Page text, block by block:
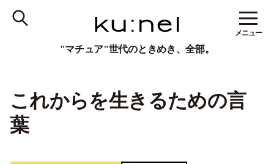
"マチュア"世代のときめき、全部。
メニュー
これからを生きるための言
葉